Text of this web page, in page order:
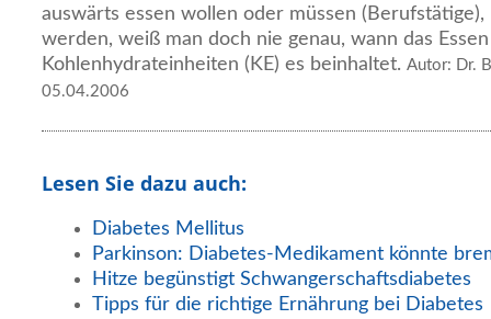
auswärts essen wollen oder müssen (Berufstätige),
werden, weiß man doch nie genau, wann das
Kohlenhydrateinheiten (KE) es beinhaltet. Autor: Dr.
05.04.2006
Lesen Sie dazu auch:
Diabetes Mellitus
Parkinson: Diabetes-Medikament könnte
Hitze begünstigt Schwangerschaftsdiabetes
Tipps für die richtige Ernährung bei Diabetes